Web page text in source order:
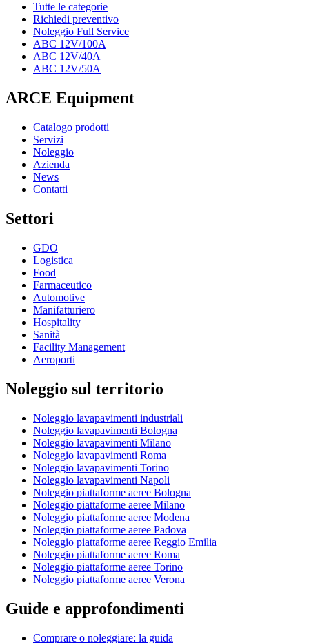
Tutte le categorie
Richiedi preventivo
Noleggio Full Service
ABC 12V/100A
ABC 12V/40A
ABC 12V/50A
ARCE Equipment
Catalogo prodotti
Servizi
Noleggio
Azienda
News
Contatti
Settori
GDO
Logistica
Food
Farmaceutico
Automotive
Manifatturiero
Hospitality
Sanità
Facility Management
Aeroporti
Noleggio sul territorio
Noleggio lavapavimenti industriali
Noleggio lavapavimenti Bologna
Noleggio lavapavimenti Milano
Noleggio lavapavimenti Roma
Noleggio lavapavimenti Torino
Noleggio lavapavimenti Napoli
Noleggio piattaforme aeree Bologna
Noleggio piattaforme aeree Milano
Noleggio piattaforme aeree Modena
Noleggio piattaforme aeree Padova
Noleggio piattaforme aeree Reggio Emilia
Noleggio piattaforme aeree Roma
Noleggio piattaforme aeree Torino
Noleggio piattaforme aeree Verona
Guide e approfondimenti
Comprare o noleggiare: la guida